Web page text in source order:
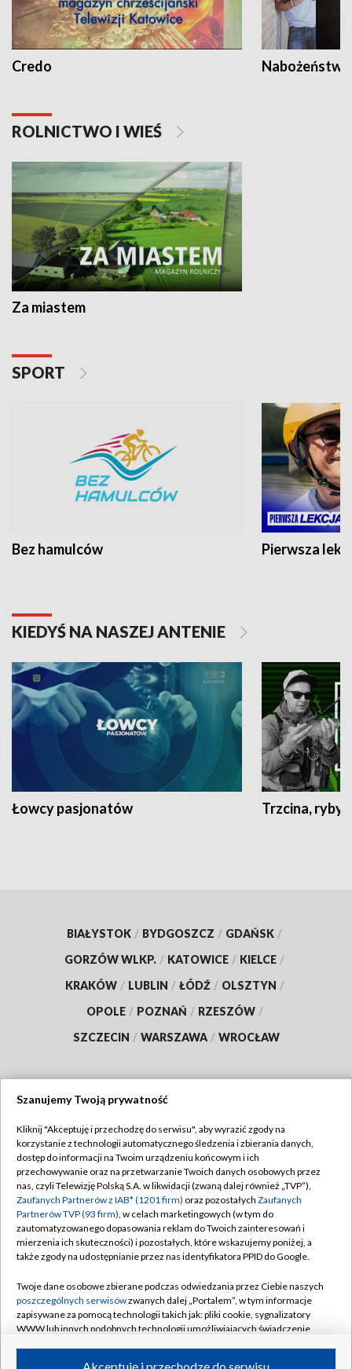
Credo
ROLNICTWO I WIEŚ
Za miastem
SPORT
Bez hamulców Pierwsza
KIEDYŚ NA NASZEJ ANTENIE
Łowcy pasjonatów Trzcina, ryby
BIAŁYSTOK / BYDGOSZCZ / GDAŃSK /
GORZÓW WLKP. / KATOWICE / KIELCE /
KRAKÓW / LUBLIN / ŁÓDŹ / OLSZTYN /
OPOLE / POZNAŃ / RZESZÓW /
SZCZECIN / WARSZAWA / WROCŁAW
TVP
Abonament TVP
Emisja w TVP
Centrum informacji TVP
Naziemna Telewizja Cyfrowa
Rada Programowa
System NOS
Informacje o nadawcy
Regulamin TVP
Polityka prywatności
Moje zgody
Pomoc
Kontakt
Kanały
Szanujemy Twoją prywatność
Kliknij "Akceptuję i przechodzę do serwisu", aby wyrazić zgody na
korzystanie z technologii automatycznego śledzenia i zbierania danych,
dostęp do informacji na Twoim urządzeniu końcowym i ich
przechowywanie oraz na przetwarzanie Twoich danych osobowych przez
nas, czyli Telewizję Polską S.A. w likwidacji (zwaną dalej również „TVP”),
Zaufanych Partnerów z IAB* (1201 firm) oraz pozostałych Zaufanych
Partnerów TVP (93 firm), w celach marketingowych (w tym do
zautomatyzowanego dopasowania reklam do Twoich zainteresowań i
mierzenia ich skuteczności) i pozostałych, które wskazujemy poniżej, a
także zgody na udostępnianie przez nas identyfikatora PPID do Google.
Twoje dane osobowe zbierane podczas odwiedzania przez Ciebie naszych
poszczególnych serwisówzwanych dalej „Portalem”, w tym informacje
zapisywane za pomocą technologii takich jak: pliki cookie, sygnalizatory
WWW lub innych podobnych technologii umożliwiających świadczenie